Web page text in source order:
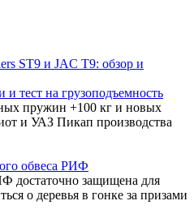
ST9 и JAC T9: обзор и
тест на грузоподъемность
пружин +100 кг и новых
и УАЗ Пикап производства
обвеса РИФ
достаточно защищена для
о деревья в гонке за призами